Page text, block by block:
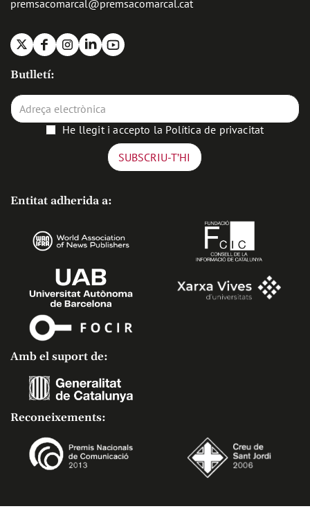
premsacomarcal@premsacomarcal.cat
X FacebookInstagram
LinkedinYoutube
Butlletí:
He llegit i accepto la Política de privacitat
Entitat adherida a:
Amb el suport de:
Reconeixements: